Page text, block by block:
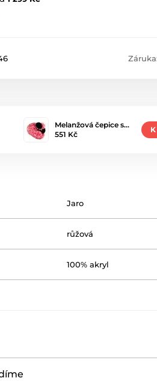
Melanžová čepice s…
551 Kč
Jaro
růžová
100% akryl